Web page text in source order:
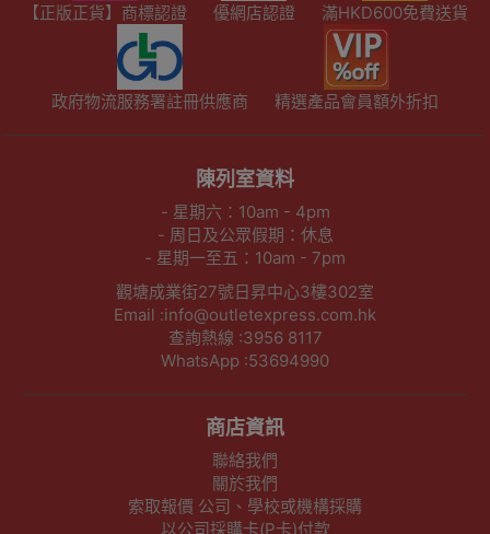
【正版正貨】商標認證 優網店認證 滿HKD600免費送貨
政府物流服務署註冊供應商 精選產品會員額外折扣
陳列室資料
- 星期六：10am - 4pm
- 周日及公眾假期：休息
- 星期一至五：10am - 7pm
觀塘成業街27號日昇中心3樓302室
Email :info@outletexpress.com.hk
查詢熱線 :3956 8117
WhatsApp :53694990
商店資訊
聯絡我們
關於我們
索取報價 公司、學校或機構採購
以公司採購卡(P卡)付款